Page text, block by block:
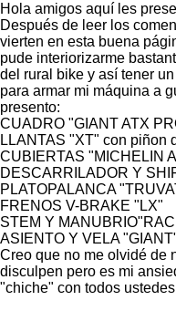
Hola amigos aquí les
Después de leer los
vierten en esta buena
pude interiorizarme
del rural bike y así tener
para armar mi máquina a
presento:
CUADRO "GIANT ATX
LLANTAS "XT" con piñon
CUBIERTAS "MICHELIN
DESCARRILADOR Y
PLATOPALANCA
FRENOS V-BRAKE "LX"
STEM Y
ASIENTO Y VELA
Creo que no me olvidé de
disculpen pero es mi
"chiche" con todos